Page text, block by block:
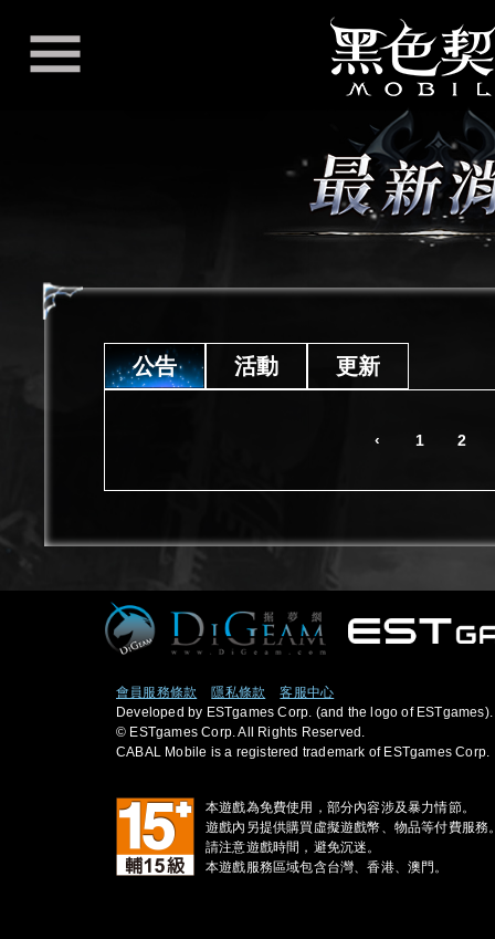
公告 活動 更新
‹ 1 2
會員服務條款 隱私條款
客服中心
Developed by ESTgames Corp. (and the logo of ESTgames).
© ESTgames Corp. All Rights Reserved.
CABAL Mobile is a registered trademark of ESTgames Corp.
本遊戲為免費使用，部分內容涉及暴力情節。
遊戲內另提供購買虛擬遊戲幣、物品等付費服務
請注意遊戲時間，避免沉迷。
本遊戲服務區域包含台灣、香港、澳門。